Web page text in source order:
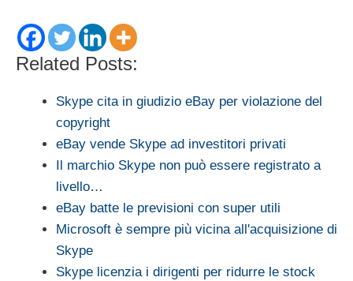
Related Posts:
Skype cita in giudizio eBay per violazione del
copyright
eBay vende Skype ad investitori privati
Il marchio Skype non può essere registrato a
livello…
eBay batte le previsioni con super utili
Microsoft è sempre più vicina all'acquisizione di
Skype
Skype licenzia i dirigenti per ridurre le stock